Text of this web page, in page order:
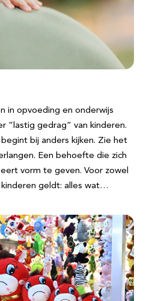
in opvoeding en onderwijs
“lastig gedrag” van kinderen.
bij anders kijken. Zie het
Een behoefte die zich
vorm te geven. Voor zowel
kinderen geldt: alles wat…